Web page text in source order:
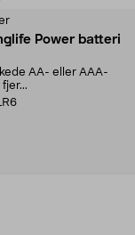
Power batteri
AA- eller AAA-